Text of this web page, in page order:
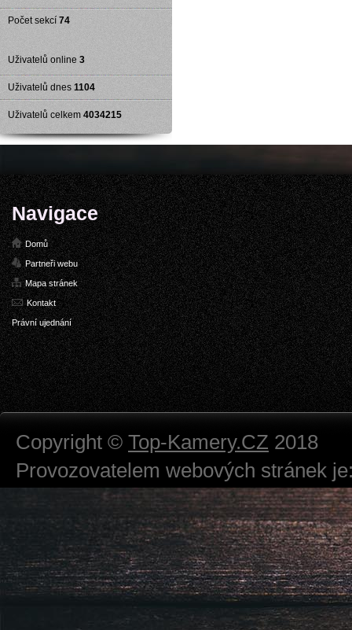
Počet sekcí 74
Uživatelů online 3
Uživatelů dnes 1104
Uživatelů celkem 4034215
Navigace
Domů
Partneři webu
Mapa stránek
Kontakt
Právní ujednání
Copyright © Top-Kamery.CZ 2018
Provozovatelem webových stránek
724 111 234
Právnická osoba podnikající dle
Městský soud v Praze spisová
Sídlem: Zbraslavská 55/5a, Praha 5